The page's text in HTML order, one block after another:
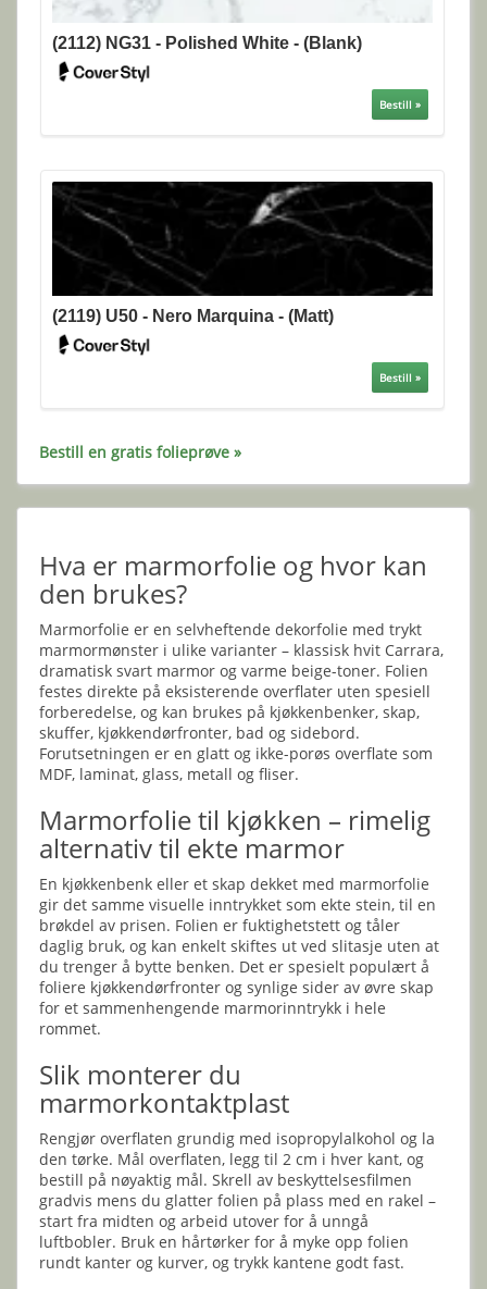
(2112) NG31 - Polished White - (Blank)
Bestill »
(2119) U50 - Nero Marquina - (Matt)
Bestill »
Bestill en gratis folieprøve »
Hva er marmorfolie og hvor kan
den brukes?
Marmorfolie er en selvheftende dekorfolie med trykt
marmormønster i ulike varianter – klassisk hvit Carrara,
dramatisk svart marmor og varme beige-toner. Folien
festes direkte på eksisterende overflater uten spesiell
forberedelse, og kan brukes på kjøkkenbenker, skap,
skuffer, kjøkkendørfronter, bad og sidebord.
Forutsetningen er en glatt og ikke-porøs overflate som
MDF, laminat, glass, metall og fliser.
Marmorfolie til kjøkken – rimelig
alternativ til ekte marmor
En kjøkkenbenk eller et skap dekket med marmorfolie
gir det samme visuelle inntrykket som ekte stein, til en
brøkdel av prisen. Folien er fuktighetstett og tåler
daglig bruk, og kan enkelt skiftes ut ved slitasje uten at
du trenger å bytte benken. Det er spesielt populært å
foliere kjøkkendørfronter og synlige sider av øvre skap
for et sammenhengende marmorinntrykk i hele
rommet.
Slik monterer du
marmorkontaktplast
Rengjør overflaten grundig med isopropylalkohol og la
den tørke. Mål overflaten, legg til 2 cm i hver kant, og
bestill på nøyaktig mål. Skrell av beskyttelsesfilmen
gradvis mens du glatter folien på plass med en rakel –
start fra midten og arbeid utover for å unngå
luftbobler. Bruk en hårtørker for å myke opp folien
rundt kanter og kurver, og trykk kantene godt fast.